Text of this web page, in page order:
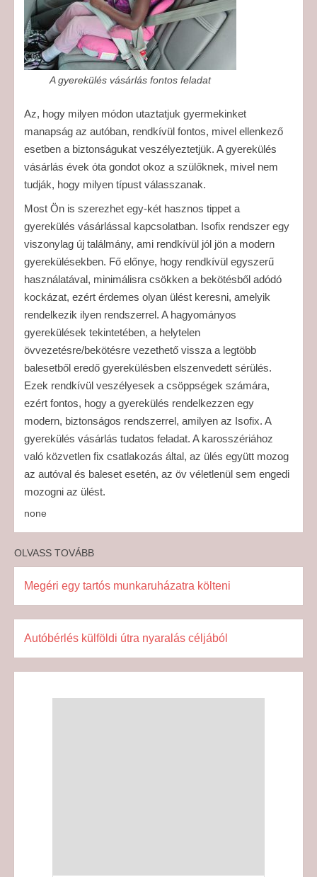
A gyerekülés vásárlás fontos feladat
Az, hogy milyen módon utaztatjuk gyermekinket
manapság az autóban, rendkívül fontos, mivel ellenkező
esetben a biztonságukat veszélyeztetjük. A gyerekülés
vásárlás évek óta gondot okoz a szülőknek, mivel nem
tudják, hogy milyen típust válasszanak.
Most Ön is szerezhet egy-két hasznos tippet a
gyerekülés vásárlással kapcsolatban. Isofix rendszer egy
viszonylag új találmány, ami rendkívül jól jön a modern
gyerekülésekben. Fő előnye, hogy rendkívül egyszerű
használatával, minimálisra csökken a bekötésből adódó
kockázat, ezért érdemes olyan ülést keresni, amelyik
rendelkezik ilyen rendszerrel. A hagyományos
gyerekülések tekintetében, a helytelen
övvezetésre/bekötésre vezethető vissza a legtöbb
balesetből eredő gyerekülésben elszenvedett sérülés.
Ezek rendkívül veszélyesek a csöppségek számára,
ezért fontos, hogy a gyerekülés rendelkezzen egy
modern, biztonságos rendszerrel, amilyen az Isofix. A
gyerekülés vásárlás tudatos feladat. A karosszériához
való közvetlen fix csatlakozás által, az ülés együtt mozog
az autóval és baleset esetén, az öv véletlenül sem engedi
mozogni az ülést.
none
OLVASS TOVÁBB
Megéri egy tartós munkaruházatra költeni
Autóbérlés külföldi útra nyaralás céljából